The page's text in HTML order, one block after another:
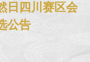
日四川赛区会
公告